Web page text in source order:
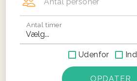
Antal timer
Udenfor